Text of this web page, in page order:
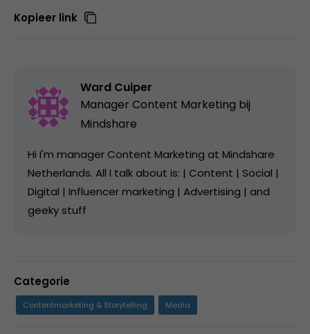
Kopieer link
Ward Cuiper
Manager Content Marketing bij
Mindshare
Hi I'm manager Content Marketing at Mindshare
Netherlands. All I talk about is: | Content | Social |
Digital | Influencer marketing | Advertising | and
geeky stuff
Categorie
Contentmarketing & Storytelling Media